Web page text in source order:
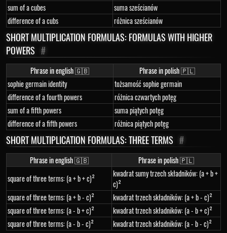
sum of a cubes
suma sześcianów
difference of a cubs
różnica sześcianów
SHORT MULTIPLICATION FORMULAS: FORMULAS WITH HIGHER
POWERS #
Phrase in english 🇬🇧
Phrase in polish 🇵🇱
sophie germain identity
tożsamość sophie germain
difference of a fourth powers
różnica czwartych potęg
sum of a fifth powers
suma piątych potęg
difference of a fifth powers
różnica piątych potęg
SHORT MULTIPLICATION FORMULAS: THREE TERMS #
Phrase in english 🇬🇧
Phrase in polish 🇵🇱
square of three terms: (a + b + c)²
kwadrat sumy trzech składników: (a + b +
c)²
square of three terms: (a + b - c)²
kwadrat trzech składników: (a + b - c)²
square of three terms: (a - b + c)²
kwadrat trzech składników: (a - b + c)²
square of three terms: (a - b - c)²
kwadrat trzech składników: (a - b - c)²